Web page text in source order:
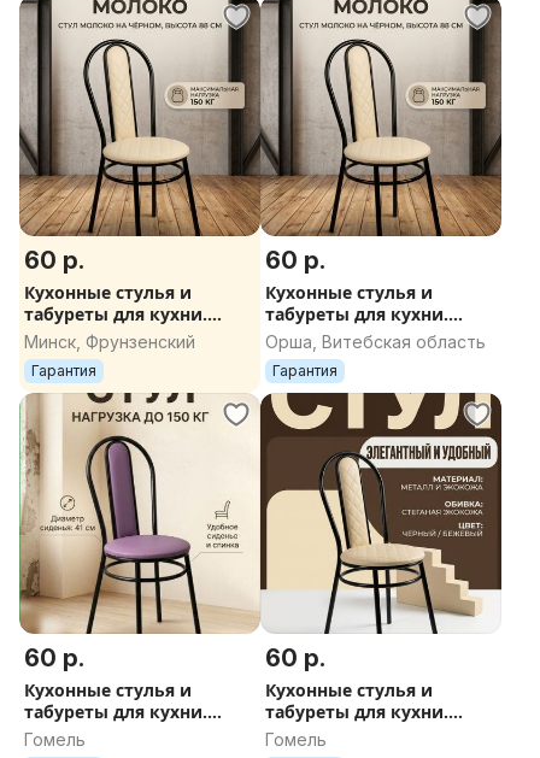
60 р.
Кухонные стулья и
табуреты для кухни.
Доставка по РБ
Минск, Фрунзенский
Гарантия
60 р.
Кухонные стулья и
табуреты для кухни.
Доставка по РБ
Орша, Витебская область
Гарантия
60 р.
Кухонные стулья и
табуреты для кухни.
Доставка по РБ
Гомель
60 р.
Кухонные стулья и
табуреты для кухни.
Доставка по РБ
Гомель